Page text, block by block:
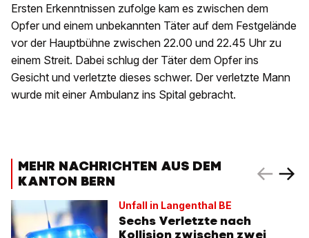
Ersten Erkenntnissen zufolge kam es zwischen dem
Opfer und einem unbekannten Täter auf dem Festgelände
vor der Hauptbühne zwischen 22.00 und 22.45 Uhr zu
einem Streit. Dabei schlug der Täter dem Opfer ins
Gesicht und verletzte dieses schwer. Der verletzte Mann
wurde mit einer Ambulanz ins Spital gebracht.
MEHR NACHRICHTEN AUS DEM
KANTON BERN
Unfall in Langenthal BE
Sechs Verletzte nach
Kollision zwischen zwei